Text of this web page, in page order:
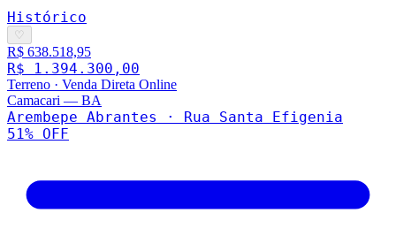
Histórico
♡
R$ 638.518,95
R$ 1.394.300,00
Terreno · Venda Direta Online
Camacari — BA
Arembepe Abrantes · Rua Santa Efigenia
51% OFF